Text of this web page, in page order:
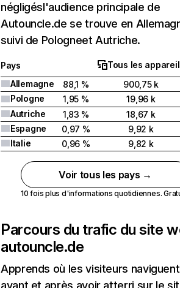
négligésl'audience principale de
Autouncle.de se trouve en
suivi de Pologneet Autriche.
Pays
Tous les
Allemagne
88,1 %
900,75 k
Pologne
1,95 %
19,96 k
Autriche
1,83 %
18,67 k
Espagne
0,97 %
9,92 k
Italie
0,96 % 9,82 k
Voir tous les pays →
10 fois plus d'informations quotidiennes.
Parcours du trafic du site
autouncle.de
Apprends où les visiteurs naviguent
avant et après avoir atterri sur le